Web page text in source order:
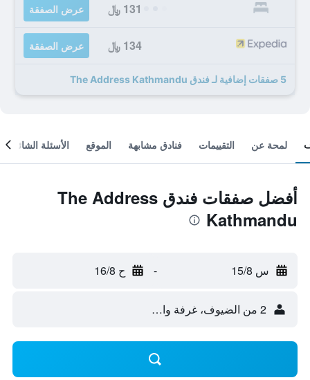
131 ﷼ عرض الصفقة
134 ﷼ عرض الصفقة
5 صفقات إضافية لـ فندق The Address Kathmandu
لمحة عن التقييمات فنادق مشابهة الموقع الأسئلة الشائعة
أفضل صفقات فندق The Address
Kathmandu
س 15/8 - ح 16/8
2 من الضيوف، غرفة واحدة